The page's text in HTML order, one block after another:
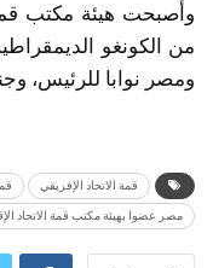
من الكونغو
ومصر نوابا للرئيس،
قمة الاتحاد الإفريقي
مصر عضوا بهيئة مكتب قمة الاتحاد